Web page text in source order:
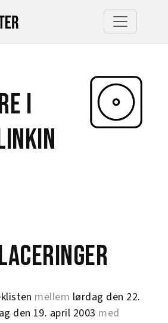
I
mellem lørdag den 22.
den 19. april 2003 med